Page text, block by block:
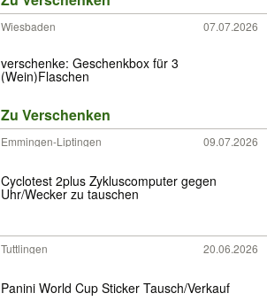
Wiesbaden 07.07.2026
verschenke: Geschenkbox für 3
(Wein)Flaschen
Zu Verschenken
Emmingen-Liptingen 09.07.2026
Cyclotest 2plus Zykluscomputer gegen
Uhr/Wecker zu tauschen
Tuttlingen 20.06.2026
Panini World Cup Sticker Tausch/Verkauf